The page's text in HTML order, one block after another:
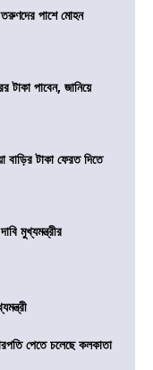
পাশে মোহন
টাকা পাবেন, জানিয়ে
টাকা ফেরত দিতে
মুখ্যমন্ত্রীর
পেতে চলেছে কলকাতা